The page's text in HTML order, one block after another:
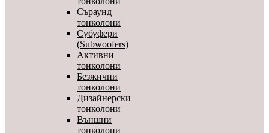
Съраунд
тонколони
Субуфери
(Subwoofers)
Активни
тонколони
Безжични
тонколони
Дизайнерски
тонколони
Външни
тонколони